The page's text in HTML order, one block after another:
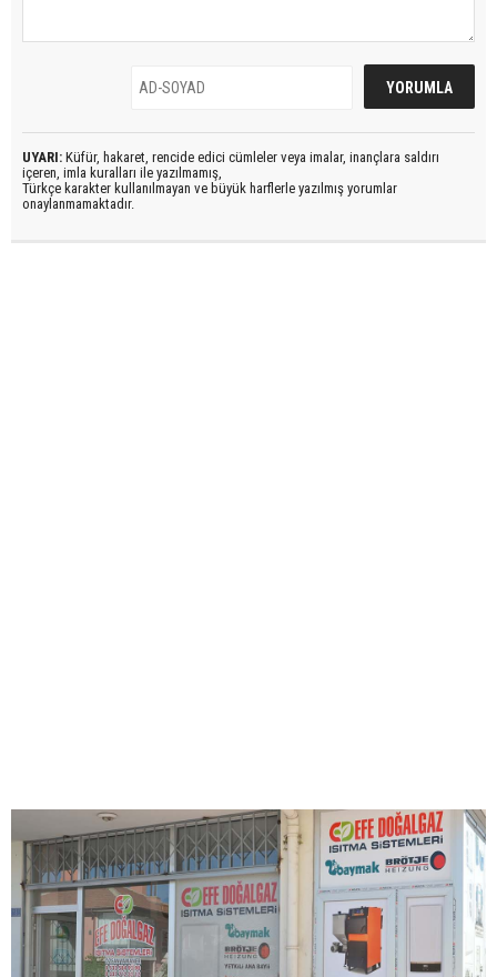
UYARI: Küfür, hakaret, rencide edici cümleler veya imalar, inançlara saldırı
içeren, imla kuralları ile yazılmamış,
Türkçe karakter kullanılmayan ve büyük harflerle yazılmış yorumlar
onaylanmamaktadır.